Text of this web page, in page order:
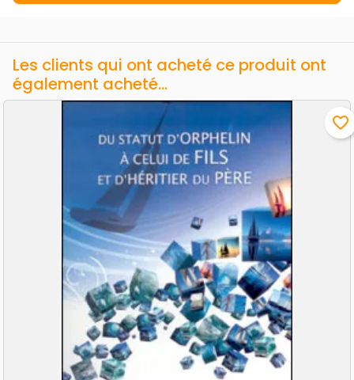
Les clients qui ont acheté ce produit ont
également acheté...
favorite_border